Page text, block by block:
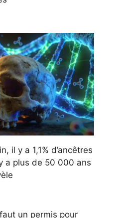
il y a 1,1% d’ancêtres
a plus de 50 000 ans